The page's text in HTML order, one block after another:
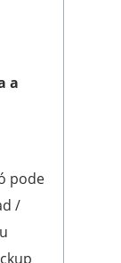
a
pode
/